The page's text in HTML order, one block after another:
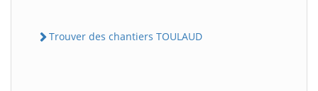
Trouver des chantiers TOULAUD